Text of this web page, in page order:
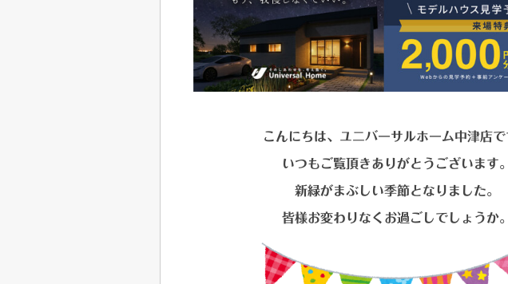
こんにちは、ユニバーサルホーム中津店で
いつもご覧頂きありがとうございます。
新緑がまぶしい季節となりました。
皆様お変わりなくお過ごしでしょうか。